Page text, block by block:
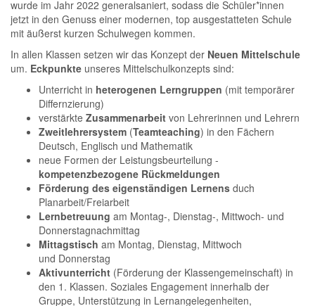
wurde im Jahr 2022 generalsaniert, sodass die Schüler*innen
jetzt in den Genuss einer modernen, top ausgestatteten Schule
mit äußerst kurzen Schulwegen kommen.
In allen Klassen setzen wir das Konzept der Neuen Mittelschule
um. Eckpunkte unseres Mittelschulkonzepts sind:
Unterricht in heterogenen Lerngruppen (mit temporärer
Differnzierung)
verstärkte Zusammenarbeit von Lehrerinnen und Lehrern
Zweitlehrersystem (Teamteaching) in den Fächern
Deutsch, Englisch und Mathematik
neue Formen der Leistungsbeurteilung -
kompetenzbezogene Rückmeldungen
Förderung des eigenständigen Lernens duch
Planarbeit/Freiarbeit
Lernbetreuung am Montag-, Dienstag-, Mittwoch- und
Donnerstagnachmittag
Mittagstisch am Montag, Dienstag, Mittwoch
und Donnerstag
Aktivunterricht (Förderung der Klassengemeinschaft) in
den 1. Klassen. Soziales Engagement innerhalb der
Gruppe, Unterstützung in Lernangelegenheiten,